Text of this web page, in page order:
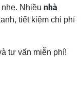
Nhiều nhà
tiết kiệm chi phí
tư vấn miễn phí!